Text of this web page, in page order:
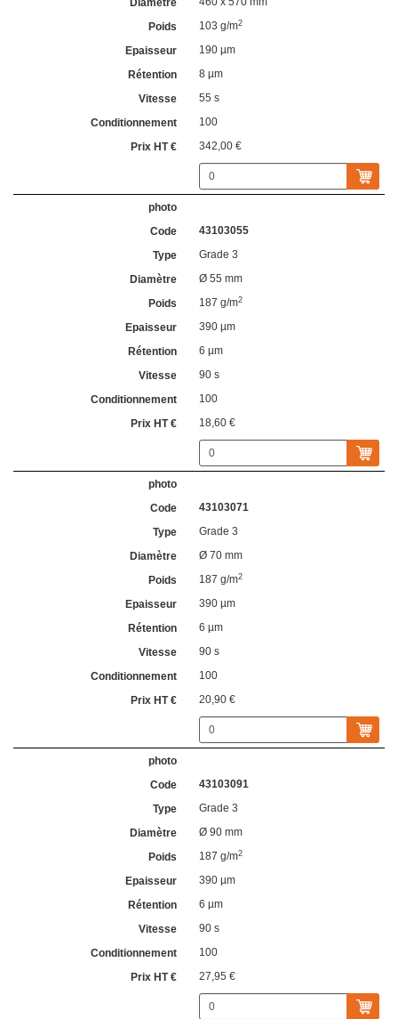
103 g/m2
190 µm
8 µm
55 s
100
342,00 €
43103055
Grade 3
Ø 55 mm
187 g/m2
390 µm
6 µm
90 s
100
18,60 €
43103071
Grade 3
Ø 70 mm
187 g/m2
390 µm
6 µm
90 s
100
20,90 €
43103091
Grade 3
Ø 90 mm
187 g/m2
390 µm
6 µm
90 s
100
27,95 €